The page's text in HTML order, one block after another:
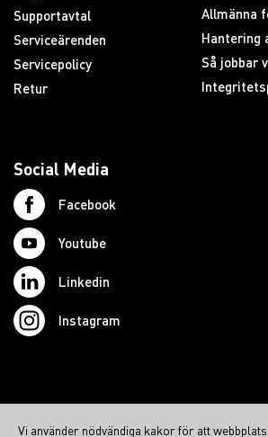
Supportavtal
Serviceärenden
Servicepolicy
Retur
Allmänna
Hantering
Så jobbar
Social Media
Facebook
Youtube
Linkedin
Instagram
Vi använder nödvändiga kakor för att